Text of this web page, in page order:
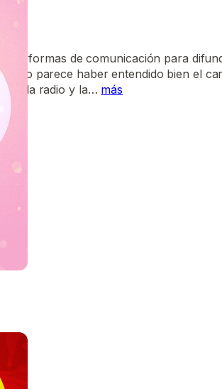
formas de comunicación para
parece haber entendido bien el
la radio y la… más